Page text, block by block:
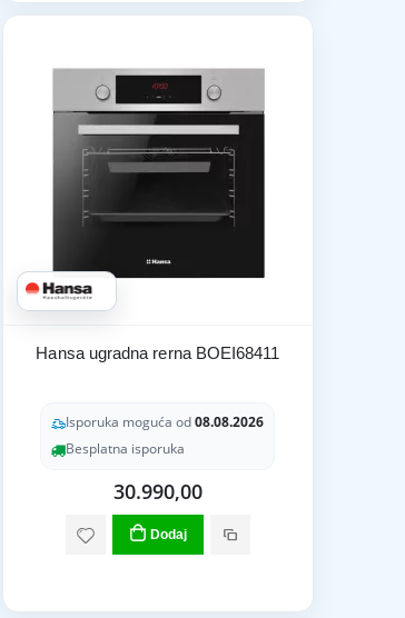
Hansa ugradna rerna BOEI68411
Isporuka moguća od08.08.2026
Besplatna isporuka
30.990,00
Dodaj